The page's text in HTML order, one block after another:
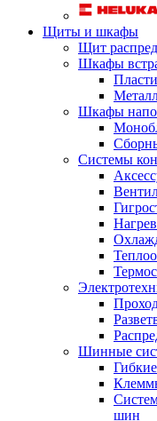
Щиты и шкафы
Щит
Шкафы
Шкафы
Системы
Шинные
шин